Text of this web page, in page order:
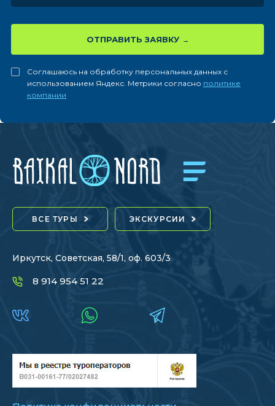
ОТПРАВИТЬ ЗАЯВКУ
Соглашаюсь на обработку персональных данных с
использованием Яндекс. Метрики согласно политике
компании
ВСЕ ТУРЫ ЭКСКУРСИИ
Иркутск, Советская, 58/1, оф. 603/3
8 914 954 51 22